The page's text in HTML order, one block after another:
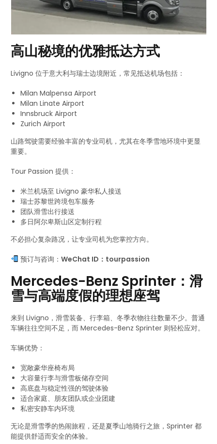
高山秘境的优雅抵达方式
Livigno 位于意大利与瑞士边境附近，常见抵达机场包括：
Milan Malpensa Airport
Milan Linate Airport
Innsbruck Airport
Zurich Airport
山路驾驶需要经验丰富的专业司机，尤其在冬季雪地环境中更显
重要。
Tour Passion 提供：
米兰机场至 Livigno 豪华私人接送
瑞士苏黎世跨境包车服务
团队滑雪出行接送
多日阿尔卑斯山区定制行程
不必担心复杂路况，让专业司机为您掌控方向。
预订与咨询：WeChat ID：tourpassion
Mercedes-Benz Sprinter：滑
雪与高端度假的理想座驾
来到 Livigno，滑雪装备、行李箱、冬季衣物往往数量不少。普通
车辆往往空间不足，而 Mercedes-Benz Sprinter 则轻松应对。
车辆优势：
宽敞豪华座椅布局
大容量行李与滑雪板储存空间
高底盘与稳定性强的驾驶体验
适合家庭、朋友团队或企业团建
私密安静车内环境
无论是滑雪季的热闹旅程，还是夏季山地骑行之旅，Sprinter 都
能提供舒适而安全的体验。